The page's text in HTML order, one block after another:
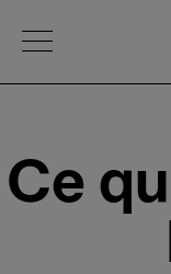
Open Menu
Ce